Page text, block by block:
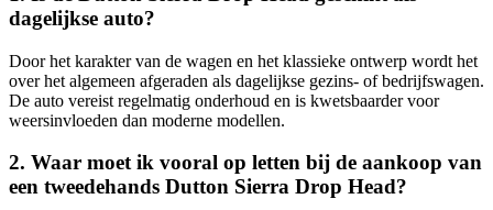
dagelijkse auto?
Door het karakter van de wagen en het klassieke ontwerp wordt het
over het algemeen afgeraden als dagelijkse gezins- of bedrijfswagen.
De auto vereist regelmatig onderhoud en is kwetsbaarder voor
weersinvloeden dan moderne modellen.
2. Waar moet ik vooral op letten bij de aankoop van
een tweedehands Dutton Sierra Drop Head?